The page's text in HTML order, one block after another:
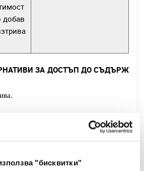
"бисквитки"
добав
ЗА ДОСТЪП ДО СЪДЪРЖ
изготвяне на декларацията:
(преразглеждане) на